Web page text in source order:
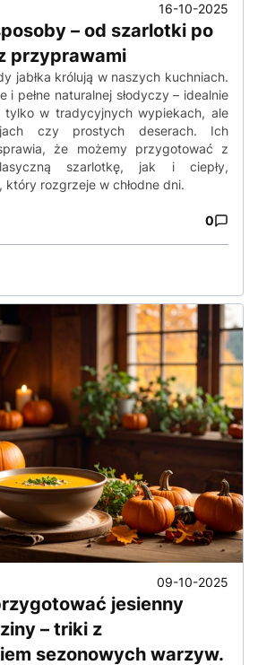
16-10-2025
– od szarlotki po
przyprawami
jabłka królują w naszych kuchniach.
i pełne naturalnej słodyczy – idealnie
tylko w tradycyjnych wypiekach, ale
czy prostych deserach. Ich
że możemy przygotować z
szarlotkę, jak i ciepły,
rozgrzeje w chłodne dni.
0
09-10-2025
jesienny
– triki z
sezonowych warzyw.